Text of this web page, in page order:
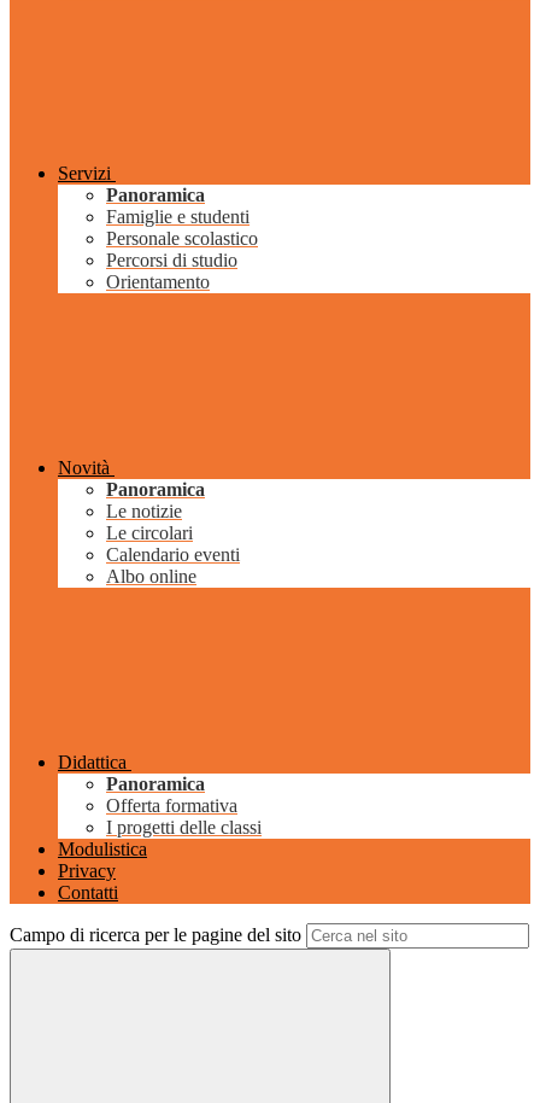
Servizi
Panoramica
Famiglie e studenti
Personale scolastico
Percorsi di studio
Orientamento
Novità
Panoramica
Le notizie
Le circolari
Calendario eventi
Albo online
Didattica
Panoramica
Offerta formativa
I progetti delle classi
Modulistica
Privacy
Contatti
Campo di ricerca per le pagine del sito